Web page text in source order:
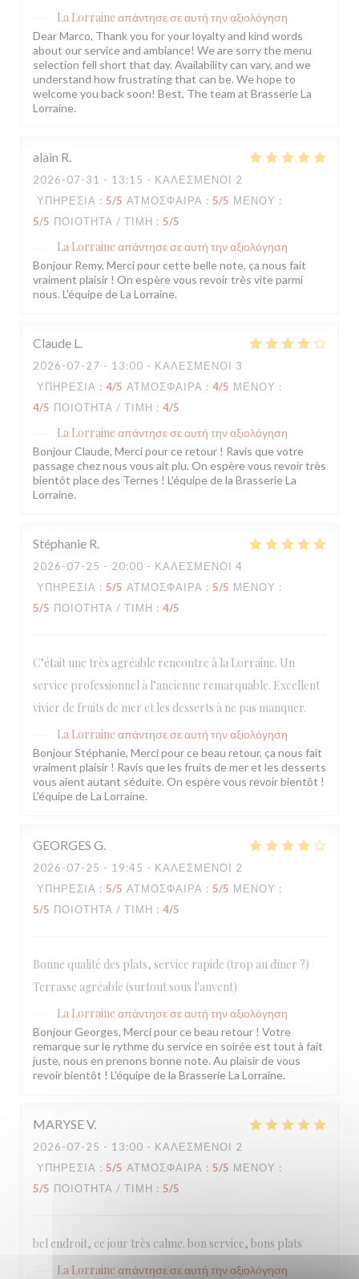
La Lorraine απάντησε σε αυτή την αξιολόγηση
Dear Marco, Thank you for your loyalty and kind words
about our service and ambiance! We are sorry the menu
selection fell short that day. Availability can vary, and we
understand how frustrating that can be. We hope to
welcome you back soon! Best, The team at Brasserie La
Lorraine.
alain R
2026-07-31 - 13:15 - ΚΑΛΕΣΜΈΝΟΙ 2
ΥΠΗΡΕΣΊΑ : 5/5 ΑΤΜΌΣΦΑΙΡΑ : 5/5 ΜΕΝΟΎ :
5/5 ΠΟΙΌΤΗΤΑ / ΤΙΜΉ : 5/5
La Lorraine απάντησε σε αυτή την αξιολόγηση
Bonjour Remy, Merci pour cette belle note, ça nous fait
vraiment plaisir ! On espère vous revoir très vite parmi
nous. L'équipe de La Lorraine.
Claude L
2026-07-27 - 13:00 - ΚΑΛΕΣΜΈΝΟΙ 3
ΥΠΗΡΕΣΊΑ : 4/5 ΑΤΜΌΣΦΑΙΡΑ : 4/5 ΜΕΝΟΎ :
4/5 ΠΟΙΌΤΗΤΑ / ΤΙΜΉ : 4/5
La Lorraine απάντησε σε αυτή την αξιολόγηση
Bonjour Claude, Merci pour ce retour ! Ravis que votre
passage chez nous vous ait plu. On espère vous revoir très
bientôt place des Ternes ! L'équipe de la Brasserie La
Lorraine.
Stéphanie R
2026-07-25 - 20:00 - ΚΑΛΕΣΜΈΝΟΙ 4
ΥΠΗΡΕΣΊΑ : 5/5 ΑΤΜΌΣΦΑΙΡΑ : 5/5 ΜΕΝΟΎ :
5/5 ΠΟΙΌΤΗΤΑ / ΤΙΜΉ : 4/5
C’était une très agréable rencontre à la Lorraine. Un
service professionnel à l’ancienne remarquable. Excellent
vivier de fruits de mer et les desserts à ne pas manquer.
La Lorraine απάντησε σε αυτή την αξιολόγηση
Bonjour Stéphanie, Merci pour ce beau retour, ça nous fait
vraiment plaisir ! Ravis que les fruits de mer et les desserts
vous aient autant séduite. On espère vous revoir bientôt !
L'équipe de La Lorraine.
GEORGES G
2026-07-25 - 19:45 - ΚΑΛΕΣΜΈΝΟΙ 2
ΥΠΗΡΕΣΊΑ : 5/5 ΑΤΜΌΣΦΑΙΡΑ : 5/5 ΜΕΝΟΎ :
5/5 ΠΟΙΌΤΗΤΑ / ΤΙΜΉ : 4/5
Bonne qualité des plats, service rapide (trop au dîner ?)
Terrasse agréable (surtout sous l'auvent)
La Lorraine απάντησε σε αυτή την αξιολόγηση
Bonjour Georges, Merci pour ce beau retour ! Votre
remarque sur le rythme du service en soirée est tout à fait
juste, nous en prenons bonne note. Au plaisir de vous
revoir bientôt ! L'équipe de la Brasserie La Lorraine.
MARYSEV
2026-07-25 - 13:00 - ΚΑΛΕΣΜΈΝΟΙ 2
ΥΠΗΡΕΣΊΑ : 5/5 ΑΤΜΌΣΦΑΙΡΑ : 5/5 ΜΕΝΟΎ :
5/5 ΠΟΙΌΤΗΤΑ / ΤΙΜΉ : 5/5
bel endroit, ce jour très calme. bon service, bons plats
La Lorraine απάντησε σε αυτή την αξιολόγηση